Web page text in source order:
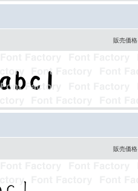
販売価格
販売価格